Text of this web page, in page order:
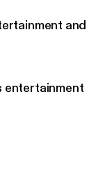
and
entertainment